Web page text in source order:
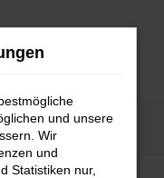
und unsere
Wir
und
Statistiken nur,